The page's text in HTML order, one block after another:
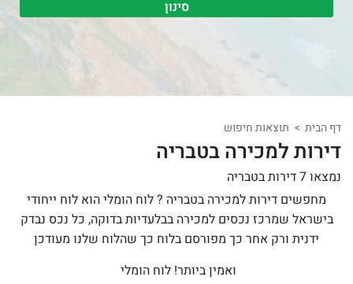
דף הבית תוצאות חיפוש
דירות למכירה בטבריה
נמצאו 7 דירות בטבריה
מחפשים דירות למכירה בטבריה ? לוח הומלי הוא לוח ייחודי
בישראל שמרכז נכסים למכירה בבלעדיות בדוקה, כל נכס נבדק
ידנית ורק אחר כך מפורסם בלוח כך שהלוח שלנו מעודכן
ואמין ביותר! לוח הומלי